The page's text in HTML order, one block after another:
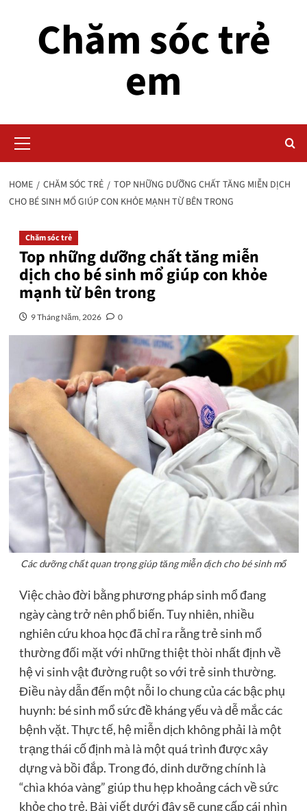
Chăm sóc trẻ
em
Menu
HOME CHĂM SÓC TRẺ
TOP NHỮNG DƯỠNG CHẤT TĂNG MIỄN DỊCH
CHO BÉ SINH MỔ GIÚP CON KHỎE MẠNH TỪ BÊN TRONG
Chăm sóc trẻ
Top những dưỡng chất tăng miễn
dịch cho bé sinh mổ giúp con khỏe
mạnh từ bên trong
9 Tháng Năm, 2026 0
Các dưỡng chất quan trọng giúp tăng miễn dịch cho bé sinh mổ
Việc chào đời bằng phương pháp sinh mổ đang
ngày càng trở nên phổ biến. Tuy nhiên, nhiều
nghiên cứu khoa học đã chỉ ra rằng trẻ sinh mổ
thường đối mặt với những thiệt thòi nhất định về
hệ vi sinh vật đường ruột so với trẻ sinh thường.
Điều này dẫn đến một nỗi lo chung của các bậc phụ
huynh: bé sinh mổ sức đề kháng yếuvà dễ mắc các
bệnh vặt.Thực tế, hệ miễn dịch không phải là một
trạng thái cố định mà là một quá trình được xây
dựng và bồi đắp. Trong đó, dinh dưỡng chính là
“chìa khóa vàng” giúp thu hẹp khoảng cách về sức
khỏe cho trẻ. Bài viết dưới đây sẽ cung cấp cái nhìn